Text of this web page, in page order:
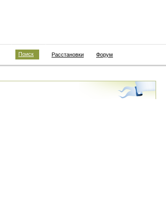
Поиск Расстановки Форум